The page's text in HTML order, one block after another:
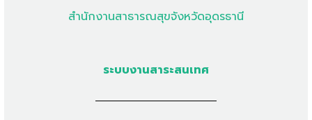
สำนักงานสาธารณสุขจังหวัดอุดรธานี
ระบบงานสาระสนเทศ